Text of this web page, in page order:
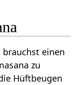
einen
zu
Hüftbeugen